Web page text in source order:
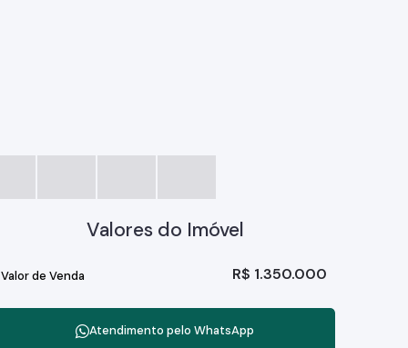
Valores do Imóvel
R$ 1.350.000
Valor de Venda
Atendimento pelo WhatsApp